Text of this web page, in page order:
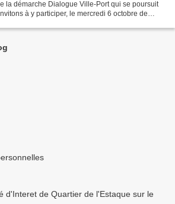
la démarche Dialogue Ville-Port qui se poursuit
à y participer, le mercredi 6 octobre de
d'Interet de Quartier de l'Estaque sur le